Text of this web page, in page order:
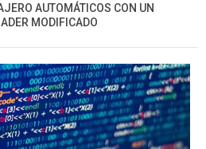
AUTOMÁTICOS CON UN
MODIFICADO